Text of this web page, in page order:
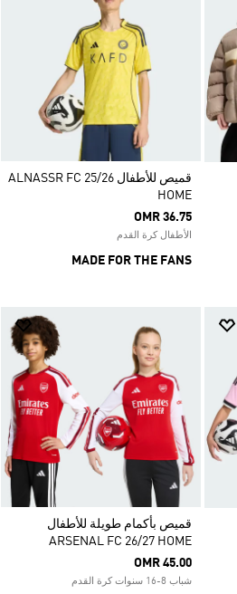
قميص للأطفال ALNASSR FC 25/26
HOME
OMR 36.75
الأطفال كرة القدم
MADE FOR THE FANS
قميص بأكمام طويلة للأطفال
ARSENAL FC 26/27 HOME
OMR 45.00
شباب 8-16 سنوات كرة القدم